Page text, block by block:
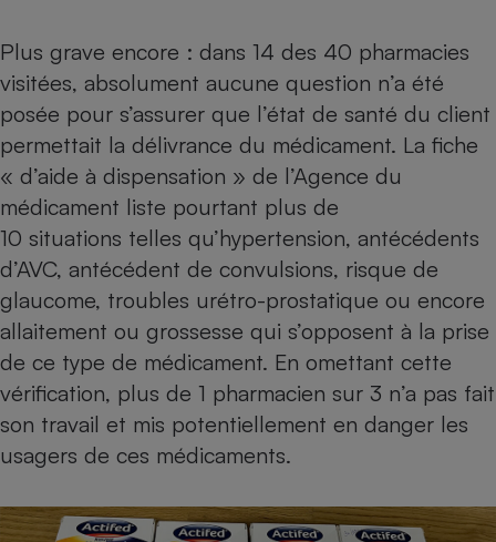
Plus grave encore : dans 14 des 40 pharmacies
visitées, absolument aucune question n’a été
posée pour s’assurer que l’état de santé du client
permettait la délivrance du médicament. La fiche
« d’aide à dispensation » de l’Agence du
médicament liste pourtant plus de
10 situations telles qu’hypertension, antécédents
d’AVC, antécédent de convulsions, risque de
glaucome, troubles urétro-prostatique ou encore
allaitement ou grossesse qui s’opposent à la prise
de ce type de médicament. En omettant cette
vérification, plus de 1 pharmacien sur 3 n’a pas fait
son travail et mis potentiellement en danger les
usagers de ces médicaments.